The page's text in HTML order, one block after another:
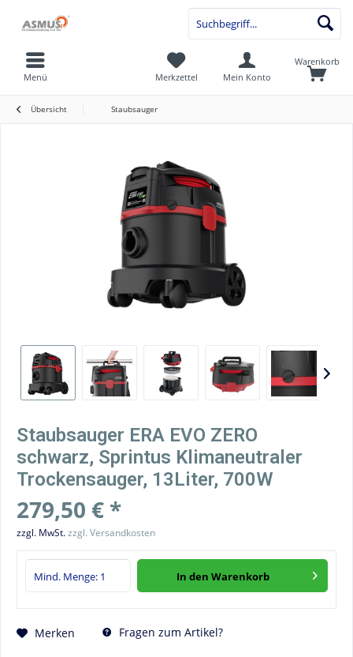
Warenkorb
Merkzettel
Mein Konto
Menü
Übersicht Staubsauger
Staubsauger ERA EVO ZERO
schwarz, Sprintus Klimaneutraler
Trockensauger, 13Liter, 700W
279,50 € *
zzgl. MwSt.zzgl. Versandkosten
In den Warenkorb
Merken Fragen zum Artikel?